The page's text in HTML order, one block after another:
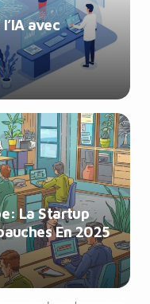
avec
La Startup
En 2025